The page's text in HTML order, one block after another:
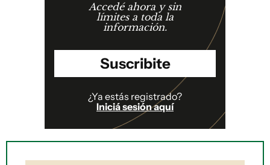
Accedé ahora y sin
límites a toda la
información.
Suscribite
¿Ya estás registrado?
Iniciá sesión aquí